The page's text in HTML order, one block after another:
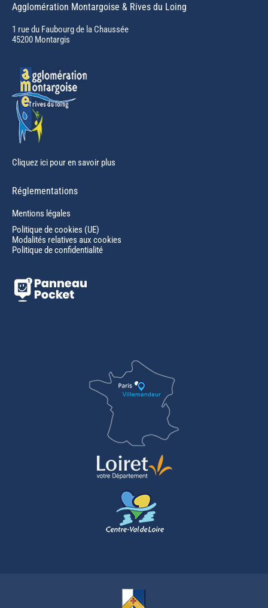
opens
in
new
Agglomération Montargoise & Rives du Loing
1 rue du Faubourg de la Chaussée
45200 Montargis
Cliquez ici pour en savoir plus
Réglementations
Mentions légales
Politique de cookies (UE)
Modalités relatives aux cookies
Politique de confidentialité